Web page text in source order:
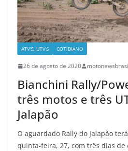
ATV'S, UTV'S COTIDIANO
26 de agosto de 2020
Bianchini Rally/
três motos e três
Jalapão
O aguardado Rally do Jalapão
quinta-feira, 27, com três dias de